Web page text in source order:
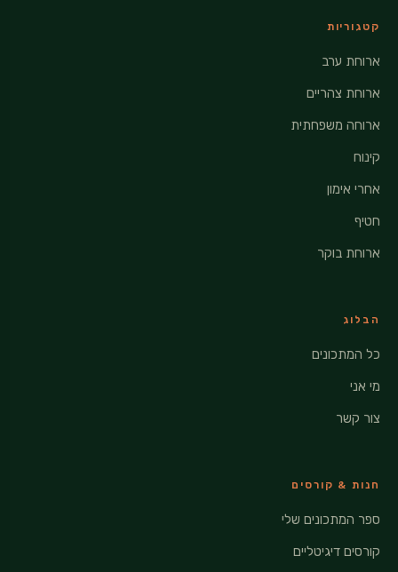
קטגוריות
ארוחת ערב
ארוחת צהריים
ארוחה משפחתית
קינוח
אחרי אימון
חטיף
ארוחת בוקר
הבלוג
כל המתכונים
מי אני
צור קשר
חנות & קורסים
ספר המתכונים שלי
קורסים דיגיטליים